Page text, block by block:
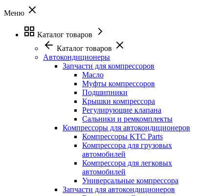
Меню
Каталог товаров
Каталог товаров
Автокондиционеры
Запчасти для компрессоров
Масло
Муфты компрессоров
Подшипники
Крышки компрессора
Регулирующие клапана
Сальники и ремкомплекты
Компрессоры для автокондиционеров
Компрессоры KTC Parts
Компрессора для грузовых
автомобилей
Компрессора для легковых
автомобилей
Универсальные компрессора
Запчасти для автокондиционеров